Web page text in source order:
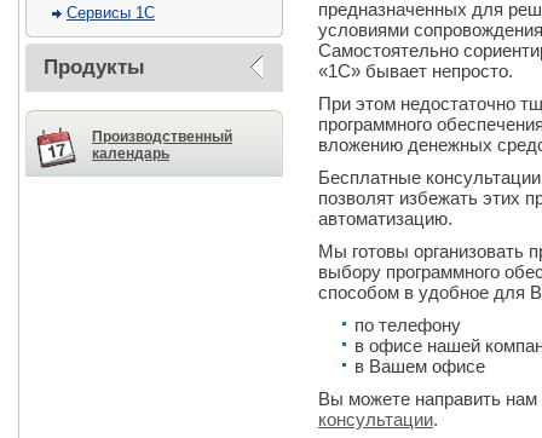
Сервисы 1С
Продукты
Производственный
календарь
предназначенных для
условиями
Самостоятельно
«1С» бывает непросто.
При этом недостаточно
программного
вложению денежных
Бесплатные
позволят избежать этих
автоматизацию.
Мы готовы организовать
выбору программного
способом в удобное для
по телефону
в офисе нашей
в Вашем офисе
Вы можете направить нам
консультации.